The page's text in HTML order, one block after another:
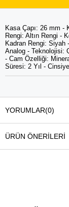
Kasa Çapı: 26 mm
Rengi: Altın Rengi -
Kadran Rengi: Siyah
Analog - Teknolojisi:
- Cam Özelliği:
Süresi: 2 Yıl -
YORUMLAR(0)
ÜRÜN ÖNERILERI